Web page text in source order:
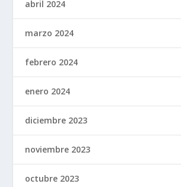
abril 2024
marzo 2024
febrero 2024
enero 2024
diciembre 2023
noviembre 2023
octubre 2023